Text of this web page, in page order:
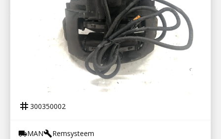
REMKLAUW RA / LV TGL
tag 300350002
local_shippingMANbuildRemsysteem